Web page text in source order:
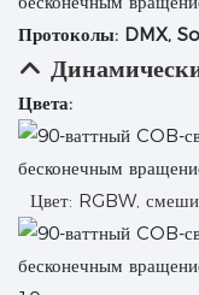
Протоколы: DMX,
Цвета:
Цвет: RGBW,